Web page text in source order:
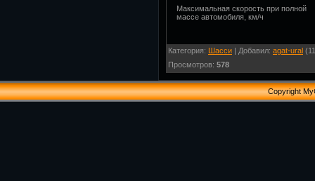
Максимальная скорость при полной
массе автомобиля, км/ч
Категория: Шасси | Добавил: agat-ural
Просмотров: 578
Copyright